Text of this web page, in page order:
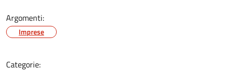
Argomenti:
Imprese
Categorie: